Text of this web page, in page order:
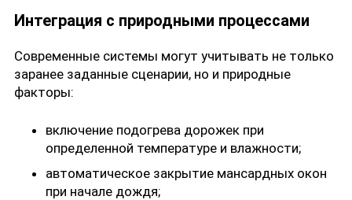
Интеграция с природными процессами
Современные системы могут учитывать не только
заранее заданные сценарии, но и природные
факторы:
включение подогрева дорожек при
определенной температуре и влажности;
автоматическое закрытие мансардных окон
при начале дождя;